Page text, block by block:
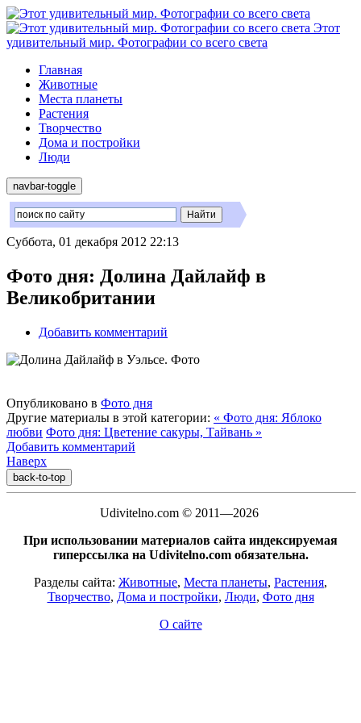
Этот
удивительный мир. Фотографии со всего света
Главная
Животные
Места планеты
Растения
Творчество
Дома и постройки
Люди
navbar-toggle
Суббота, 01 декабря 2012 22:13
Фото дня: Долина Дайлайф в
Великобритании
Добавить комментарий
Опубликовано в Фото дня
Другие материалы в этой категории: « Фото дня: Яблоко
любви Фото дня: Цветение сакуры, Тайвань »
Добавить комментарий
Наверх
back-to-top
Udivitelno.com © 2011—2026
При использовании материалов сайта индексируемая
гиперссылка на Udivitelno.com обязательна.
Разделы сайта: Животные, Места планеты, Растения,
Творчество, Дома и постройки, Люди, Фото дня
О сайте